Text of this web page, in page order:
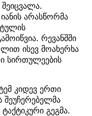
არასწორმა
რევანშში
ისევ მოახერხა
სირთულეების
კიდევ ერთი
გეგმა.